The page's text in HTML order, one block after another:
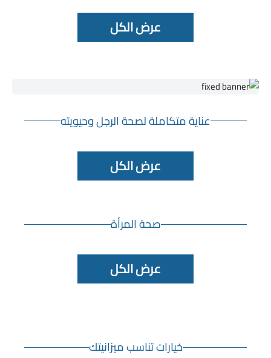
عرض الكل
عناية متكاملة لصحة الرجل وحيويته
عرض الكل
صحة المرأة
عرض الكل
خيارات تناسب ميزانيتك